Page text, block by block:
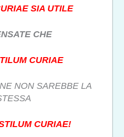
SIA UTILE
CHE
CURIAE
NON SAREBBE LA
CURIAE!